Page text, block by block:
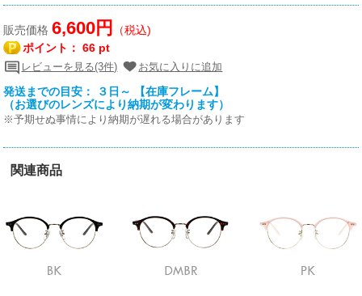
販売価格6,600円
（税込)
ポイント：66 pt
レビューを見る(3件) お気に入りに追加
発送までの目安： ３日～ 【在庫フレーム】
（お選びのレンズにより納期が変わります）
※予期せぬ事情により納期が遅れる場合があります
関連商品